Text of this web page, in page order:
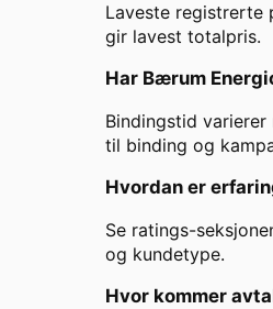
Laveste registrerte
gir lavest totalpris.
Har Bærum
Bindingstid
til binding og
Hvordan er
Se ratings-
og kundetype.
Hvor kommer